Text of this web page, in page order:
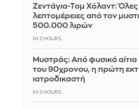
Ζεντάγια-Τομ Χόλαντ: Όλες
λεπτομέρειες από τον
500.000 λιρών
IN 2 HOURS
Μυστράς: Από φυσικά
του 90χρονου, η πρώτη
ιατροδικαστή
IN 2 HOURS